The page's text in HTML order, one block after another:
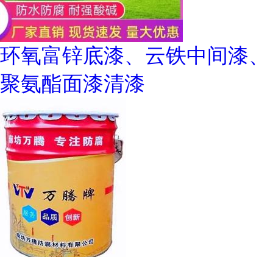
环氧富锌底漆、云铁中间漆、
聚氨酯面漆清漆